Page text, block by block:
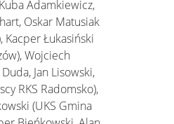
Adamkiewicz,
Oskar Matusiak
Kacper Łukasiński
Wojciech
Duda, Jan Lisowski,
RKS Radomsko),
(UKS Gmina